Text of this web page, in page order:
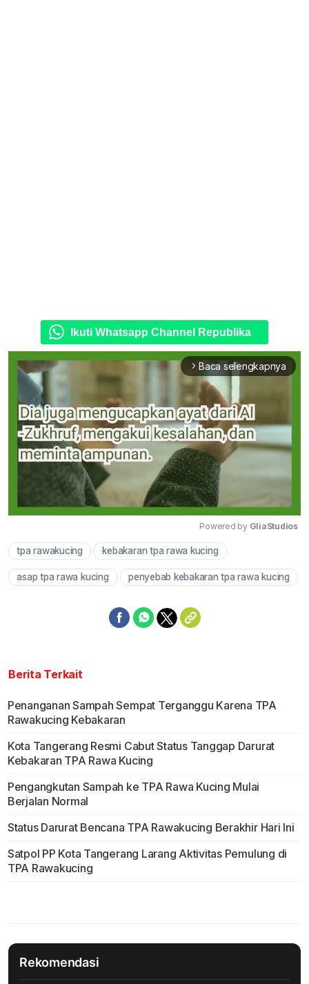
Ikuti Whatsapp Channel Republika
arrow_forward_ios Baca selengkapnya
Powered by GliaStudios
tpa rawakucing kebakaran tpa rawa kucing
asap tpa rawa kucing penyebab kebakaran tpa rawa kucing
Berita Terkait
Penanganan Sampah Sempat Terganggu Karena TPA
Rawakucing Kebakaran
Kota Tangerang Resmi Cabut Status Tanggap Darurat
Kebakaran TPA Rawa Kucing
Pengangkutan Sampah ke TPA Rawa Kucing Mulai
Berjalan Normal
Status Darurat Bencana TPA Rawakucing Berakhir Hari Ini
Satpol PP Kota Tangerang Larang Aktivitas Pemulung di
TPA Rawakucing
Rekomendasi